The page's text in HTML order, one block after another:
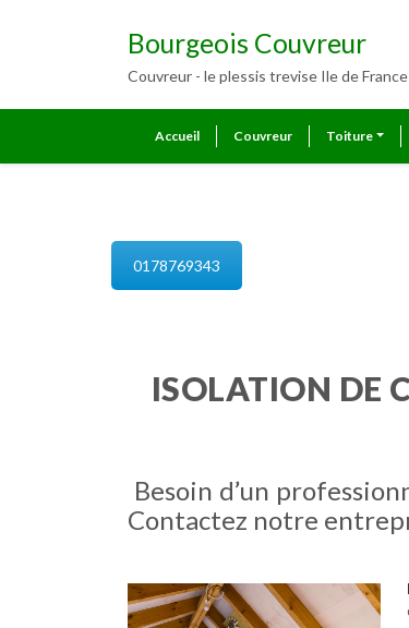
Bourgeois Couvreur
Couvreur - le plessis trevise Ile de France
Accueil Couvreur Toiture
0178769343
ISOLATION DE
Besoin d’un
Contactez notre